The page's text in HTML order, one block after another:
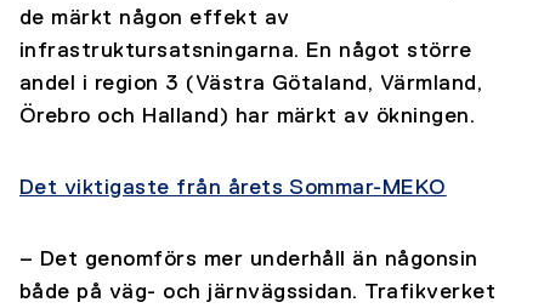
de märkt någon effekt av
infrastruktursatsningarna. En något större
andel i region 3 (Västra Götaland, Värmland,
Örebro och Halland) har märkt av ökningen.
Det viktigaste från årets Sommar-MEKO
– Det genomförs mer underhåll än någonsin
både på väg- och järnvägssidan. Trafikverket